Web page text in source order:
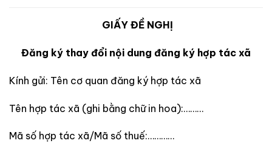
GIẤY ĐỀ NGHỊ
Đăng ký thay đổi nội dung đăng ký hợp tác xã
Kính gửi: Tên cơ quan đăng ký hợp tác xã
Tên hợp tác xã (ghi bằng chữ in hoa):………
Mã số hợp tác xã/Mã số thuế:…………